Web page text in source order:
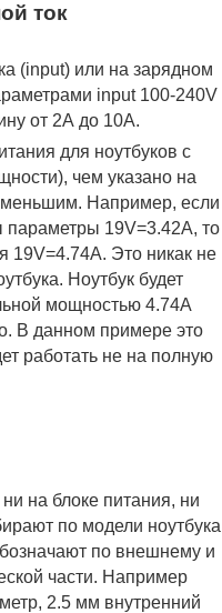
ток
(input) или на зарядном
input 100-240V
от 2А до 10A.
для ноутбуков с
чем указано на
меньшим. Например, если
19V=3.42A, то
19V=4.74A. Это никак не
Ноутбук будет
мощностью 4.74А
В данном примере это
работать не на полную
на блоке питания, ни
по модели ноутбука
по внешнему и
части. Например
2.5 мм внутренний